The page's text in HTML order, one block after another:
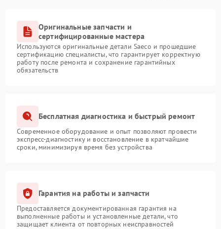
Оригинальные запчасти и
сертифицированные мастера
Используются оригинальные детали Saeco и прошедшие
сертификацию специалисты, что гарантирует корректную
работу после ремонта и сохранение гарантийных
обязательств
Бесплатная диагностика и быстрый ремонт
Современное оборудование и опыт позволяют провести
экспресс-диагностику и восстановление в кратчайшие
сроки, минимизируя время без устройства
Гарантия на работы и запчасти
Предоставляется документированная гарантия на
выполненные работы и установленные детали, что
защищает клиента от повторных неисправностей